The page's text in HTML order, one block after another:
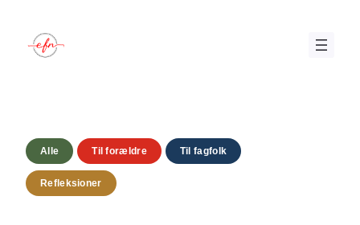
indhold
Alle Til forældre Til fagfolk
Refleksioner